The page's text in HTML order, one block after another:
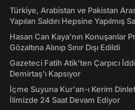
Türkiye, Arabistan ve Pakistan
Yapılan Saldırı Hepsine Yapılmış
Hasan Can Kaya’nın Konuşanlar
Gözaltına Alınıp Sınır Dışı Edildi
Gazeteci Fatih Atik'ten Çarpıcı
Demirtaş'ı Kapsıyor
İçme Suyuna Kur'an-ı Kerim
İlimizde 24 Saat Devam Ediyor